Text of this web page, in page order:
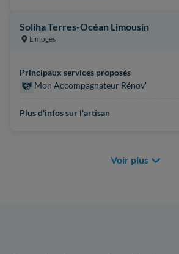
Soliha Terres-Océan Limousin
Limoges
Principaux services proposés
Mon Accompagnateur Rénov'
Plus d'infos sur l'artisan
Voir plus